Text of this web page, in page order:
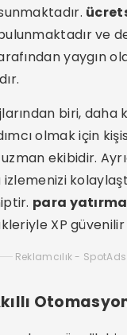
ve
yaygın
biri, daha
olmak için
ekibidir.
izlemenizi
para
XP
Reklamcılık - SpotAds